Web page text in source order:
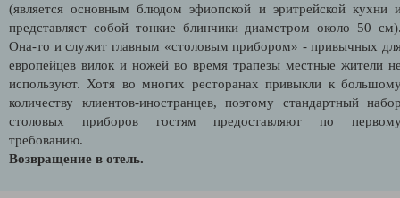
(является основным блюдом эфиопской и эритрейской кухни
представляет собой тонкие блинчики диаметром около 50 см)
Она-то и служит главным «столовым прибором» - привычных
европейцев вилок и ножей во время трапезы местные жители
используют. Хотя во многих ресторанах привыкли к
количеству клиентов-иностранцев, поэтому стандартный
столовых приборов гостям предоставляют по
требованию.
Возвращение в отель.